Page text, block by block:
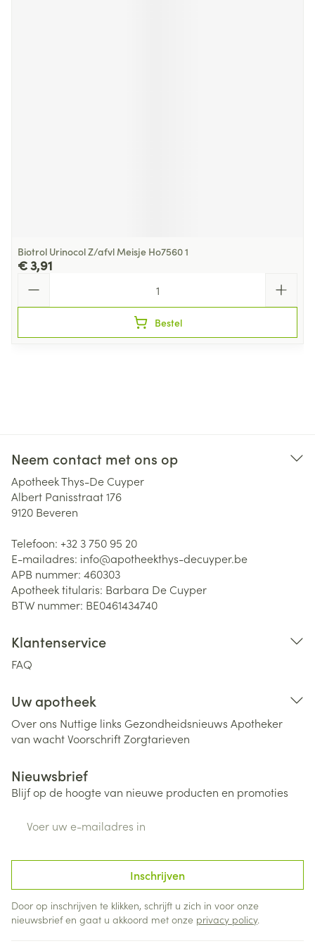
Biotrol Urinocol Z/afvl Meisje Ho7560 1
€ 3,91
Bestel
Neem contact met ons op
Apotheek Thys-De Cuyper
Albert Panisstraat 176
9120 Beveren
Telefoon: +32 3 750 95 20
E-mailadres: info@apotheekthys-decuyper.be
APB nummer: 460303
Apotheek titularis: Barbara De Cuyper
BTW nummer: BE0461434740
Klantenservice
FAQ
Uw apotheek
Over ons Nuttige links Gezondheidsnieuws Apotheker
van wachtVoorschriftZorgtarieven
Nieuwsbrief
Blijf op de hoogte van nieuwe producten en promoties
Inschrijven
Door op inschrijven te klikken, schrijft u zich in voor onze
nieuwsbrief en gaat u akkoord met onze privacy policy.